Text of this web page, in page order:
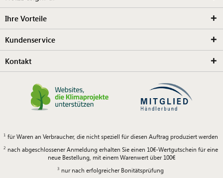
Ihre Vorteile
Kundenservice
Kontakt
für Waren an Verbraucher, die nicht speziell für diesen Auftrag produziert werden
nach abgeschlossener Anmeldung erhalten Sie einen 10€-Wertgutschein für eine
neue Bestellung, mit einem Warenwert über 100€
nur nach erfolgreicher Bonitätsprüfung